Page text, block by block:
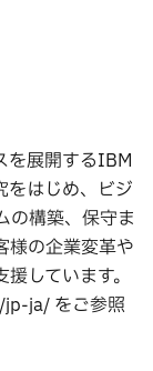
を展開するIBM
をはじめ、ビジ
の構築、保守ま
様の企業変革や
しています。
ja/ をご参照